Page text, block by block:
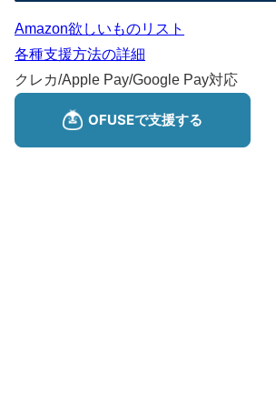
Amazon欲しいものリスト
各種支援方法の詳細
クレカ/Apple Pay/Google Pay対応